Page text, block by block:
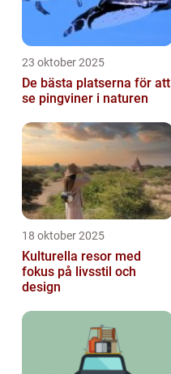
23 oktober 2025
De bästa platserna för att
se pingviner i naturen
18 oktober 2025
Kulturella resor med
fokus på livsstil och
design